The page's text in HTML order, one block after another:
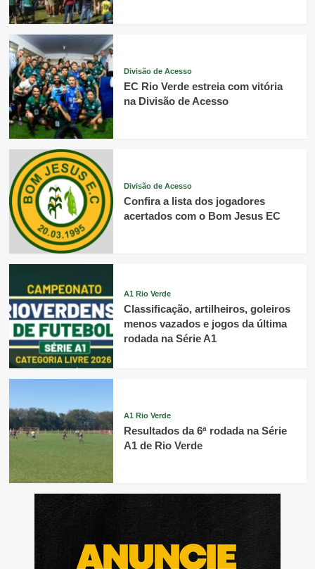
Divisão de Acesso
EC Rio Verde estreia com vitória
na Divisão de Acesso
Divisão de Acesso
Confira a lista dos jogadores
acertados com o Bom Jesus EC
A1 Rio Verde
Classificação, artilheiros, goleiros
menos vazados e jogos da última
rodada na Série A1
A1 Rio Verde
Resultados da 6ª rodada na Série
A1 de Rio Verde